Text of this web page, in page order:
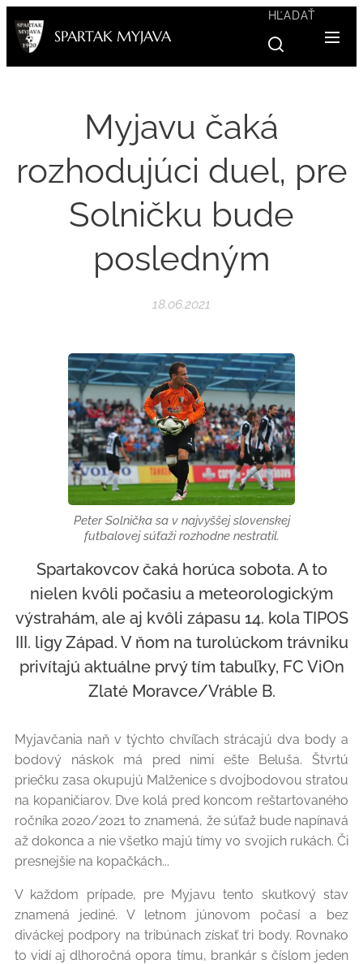
SPARTAK MYJAVA
HĽADAŤ
Myjavu čaká
rozhodujúci duel, pre
Solničku bude
posledným
18.06.2021
Peter Solnička sa v najvyššej slovenskej
futbalovej súťaži rozhodne nestratil.
Spartakovcov čaká horúca sobota. A to
nielen kvôli počasiu a meteorologickým
výstrahám, ale aj kvôli zápasu 14. kola TIPOS
III. ligy Západ. V ňom na turolúckom trávniku
privítajú aktuálne prvý tím tabuľky, FC ViOn
Zlaté Moravce/Vráble B.
Myjavčania naň v týchto chvíľach strácajú dva body a
bodový náskok má pred nimi ešte Beluša. Štvrtú
priečku zasa okupujú Malženice s dvojbodovou stratou
na kopaničiarov. Dve kolá pred koncom reštartovaného
ročníka 2020/2021 to znamená, že súťaž bude napínavá
až dokonca a nie všetko majú tímy vo svojich rukách. Či
presnejšie na kopačkách...
V každom prípade, pre Myjavu tento skutkový stav
znamená jediné. V letnom júnovom počasí a bez
diváckej podpory na tribúnach získať tri body. Rovnako
to vidí aj dlhoročná opora tímu, brankár s číslom jeden